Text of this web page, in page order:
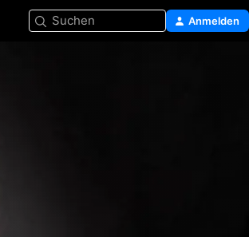
Suchen Anmelden